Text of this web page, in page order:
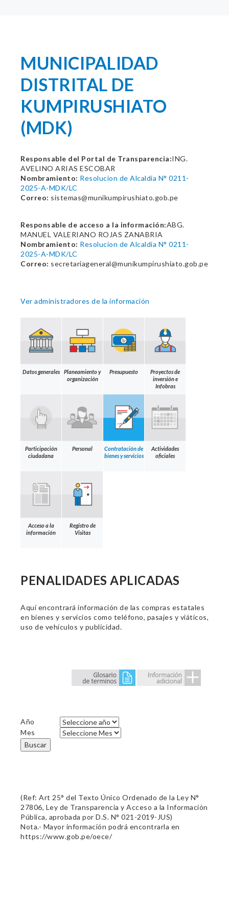
MUNICIPALIDAD
DISTRITAL DE
KUMPIRUSHIATO
(MDK)
Responsable del Portal de Transparencia:ING.
AVELINO ARIAS ESCOBAR
Nombramiento: Resolucion de Alcaldia N° 0211-
2025-A-MDK/LC
Correo: sistemas@munikumpirushiato.gob.pe
Responsable de acceso a la información:ABG.
MANUEL VALERIANO ROJAS ZANABRIA
Nombramiento: Resolucion de Alcaldia N° 0211-
2025-A-MDK/LC
Correo: secretariageneral@munikumpirushiato.gob.pe
Ver administradores de la información
Datos generales
Planeamiento y
organización
Presupuesto
Proyectos de
inversión e
Infobras
Participación
ciudadana
Personal
Contratación de
bienes y servicios
Actividades
oficiales
Acceso a la
información
Registro de
Visitas
PENALIDADES APLICADAS
Aquí encontrará información de las compras estatales
en bienes y servicios como teléfono, pasajes y viáticos,
uso de vehículos y publicidad.
Año
Mes
Buscar
(Ref: Art 25° del Texto Único Ordenado de la Ley N°
27806, Ley de Transparencia y Acceso a la Información
Pública, aprobada por D.S. N° 021-2019-JUS)
Nota.- Mayor información podrá encontrarla en
https://www.gob.pe/oece/